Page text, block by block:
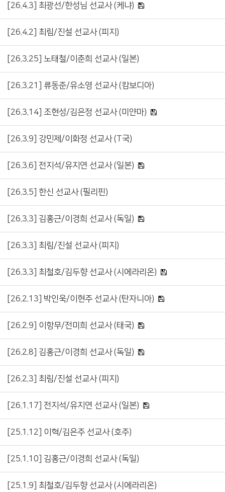
[26.4.3] 최광선/한성님 선교사 (케냐)
[26.4.2] 최림/진설 선교사 (피지)
[26.3.25] 노태철/이춘희 선교사 (일본)
[26.3.21] 류동준/유소영 선교사 (캄보디아)
[26.3.14] 조현성/김은정 선교사 (미얀마)
[26.3.9] 강민제/이화정 선교사 (T국)
[26.3.6] 전지석/유지연 선교사 (일본)
[26.3.5] 한신 선교사 (필리핀)
[26.3.3] 김홍근/이경희 선교사 (독일)
[26.3.3] 최림/진설 선교사 (피지)
[26.3.3] 최철호/김두향 선교사 (시에라리온)
[26.2.13] 박인욱/이현주 선교사 (탄자니아)
[26.2.9] 이항무/전미희 선교사 (태국)
[26.2.8] 김홍근/이경희 선교사 (독일)
[26.2.3] 최림/진설 선교사 (피지)
[26.1.17] 전지석/유지연 선교사 (일본)
[25.1.12] 이혁/김은주 선교사 (호주)
[25.1.10] 김홍근/이경희 선교사 (독일)
[25.1.9] 최철호/김두향 선교사 (시에라리온)